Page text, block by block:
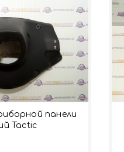
панели
Tactic